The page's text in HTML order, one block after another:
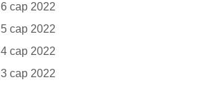
6 сар 2022
5 сар 2022
4 сар 2022
3 сар 2022